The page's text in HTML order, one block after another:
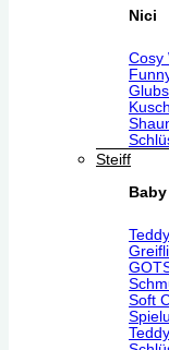
Nici
Cosy
Steiff
Baby
Soft